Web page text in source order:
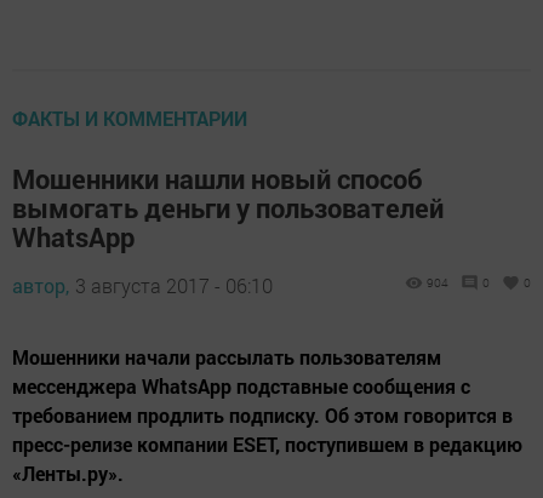
ФАКТЫ И КОММЕНТАРИИ
Мошенники нашли новый способ
вымогать деньги у пользователей
WhatsApp
автор, 3 августа 2017 - 06:10 904 0 0
Мошенники начали рассылать пользователям
мессенджера WhatsApp подставные сообщения с
требованием продлить подписку. Об этом говорится в
пресс-релизе компании ESET, поступившем в редакцию
«Ленты.ру».